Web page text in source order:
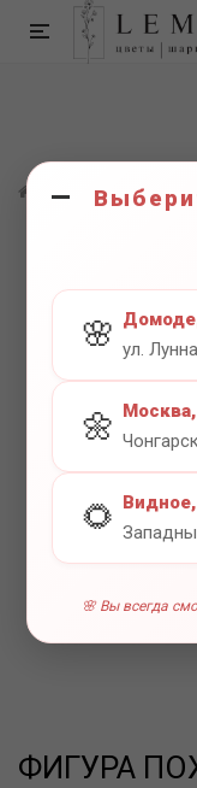
🌸 ул.
🌼
🌻
🌸 Вы всегда
ШАРЫ
ФИГУРА